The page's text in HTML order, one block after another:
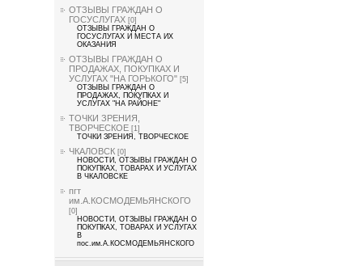
ОТЗЫВЫ ГРАЖДАН О
ГОСУСЛУГАХ [0]
ОТЗЫВЫ ГРАЖДАН О
ГОСУСЛУГАХ И МЕСТА ИХ
ОКАЗАНИЯ
ОТЗЫВЫ ГРАЖДАН О
ПРОДАЖАХ, ПОКУПКАХ И
УСЛУГАХ "НА ГОРЬКОГО" [5]
ОТЗЫВЫ ГРАЖДАН О
ПРОДАЖАХ, ПОКУПКАХ И
УСЛУГАХ "НА РАЙОНЕ"
ТОЧКИ ЗРЕНИЯ,
ТВОРЧЕСКОЕ [1]
ТОЧКИ ЗРЕНИЯ, ТВОРЧЕСКОЕ
ЧКАЛОВСК [0]
НОВОСТИ, ОТЗЫВЫ ГРАЖДАН О
ПОКУПКАХ, ТОВАРАХ И УСЛУГАХ
В ЧКАЛОВСКЕ
пгт
им.А.КОСМОДЕМЬЯНСКОГО
[0]
НОВОСТИ, ОТЗЫВЫ ГРАЖДАН О
ПОКУПКАХ, ТОВАРАХ И УСЛУГАХ
В
пос.им.А.КОСМОДЕМЬЯНСКОГО